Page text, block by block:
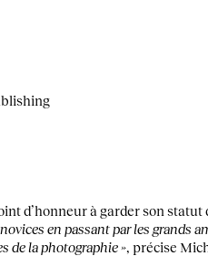
d’honneur à garder son statut
en passant par les grands
de la photographie », précise